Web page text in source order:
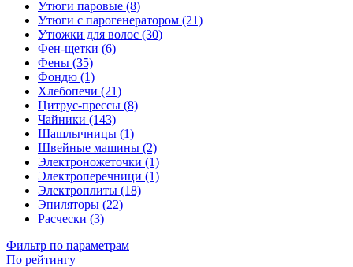
Утюги паровые (8)
Утюги с парогенератором (21)
Утюжки для волос (30)
Фен-щетки (6)
Фены (35)
Фондю (1)
Хлебопечи (21)
Цитрус-прессы (8)
Чайники (143)
Шашлычницы (1)
Швейные машины (2)
Электроножеточки (1)
Электроперечници (1)
Электроплиты (18)
Эпиляторы (22)
Расчески (3)
Фильтр по параметрам
По рейтингу